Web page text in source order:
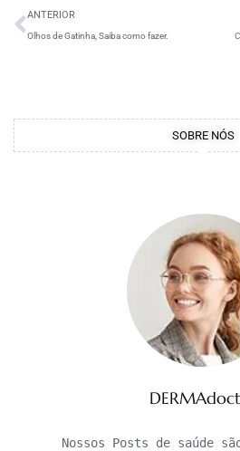
ANTERIOR
Olhos de Gatinha, Saiba como fazer.
SOBRE NÓS
Nossos Posts de saúde